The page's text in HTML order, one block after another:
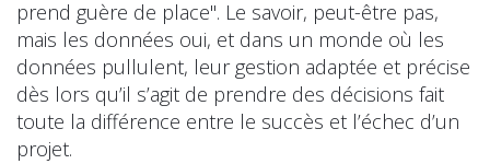
prend guère de place". Le savoir, peut-être pas,
mais les données oui, et dans un monde où les
données pullulent, leur gestion adaptée et précise
dès lors qu’il s’agit de prendre des décisions fait
toute la différence entre le succès et l’échec d’un
projet.